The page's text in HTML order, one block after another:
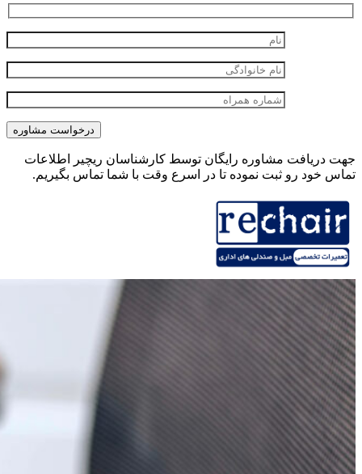
جهت دریافت مشاوره رایگان توسط کارشناسان ریچیر اطلاعات
تماس خود رو ثبت نموده تا در اسرع وقت با شما تماس بگیریم.